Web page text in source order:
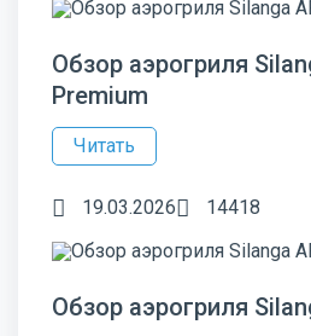
Обзор аэрогриля
Premium
Читать
19.03.2026 14418
Обзор аэрогриля